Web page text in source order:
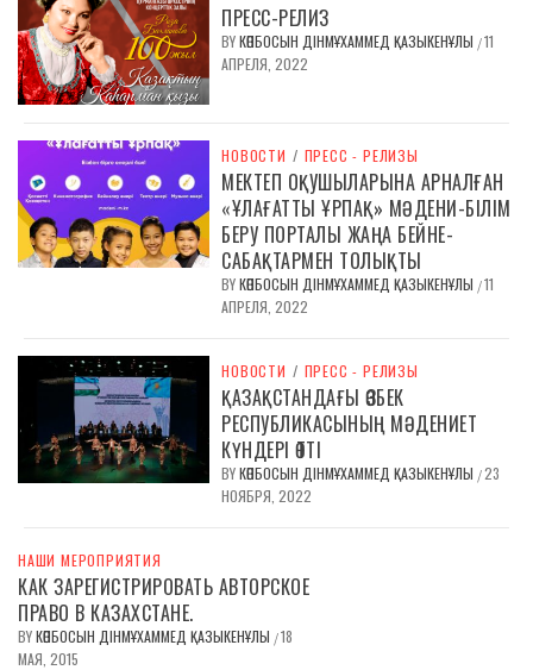
ПРЕСС-РЕЛИЗ
BYКӨПБОСЫН ДІНМҰХАММЕД ҚАЗЫКЕНҰЛЫ /11
АПРЕЛЯ, 2022
НОВОСТИ / ПРЕСС - РЕЛИЗЫ
МЕКТЕП ОҚУШЫЛАРЫНА АРНАЛҒАН
«ҰЛАҒАТТЫ ҰРПАҚ» МӘДЕНИ-БІЛІМ
БЕРУ ПОРТАЛЫ ЖАҢА БЕЙНЕ-
САБАҚТАРМЕН ТОЛЫҚТЫ
BYКӨПБОСЫН ДІНМҰХАММЕД ҚАЗЫКЕНҰЛЫ /11
АПРЕЛЯ, 2022
НОВОСТИ / ПРЕСС - РЕЛИЗЫ
ҚАЗАҚСТАНДАҒЫ ӨЗБЕК
РЕСПУБЛИКАСЫНЫҢ МӘДЕНИЕТ
КҮНДЕРІ ӨТТІ
BYКӨПБОСЫН ДІНМҰХАММЕД ҚАЗЫКЕНҰЛЫ /23
НОЯБРЯ, 2022
НАШИ МЕРОПРИЯТИЯ
КАК ЗАРЕГИСТРИРОВАТЬ АВТОРСКОЕ
ПРАВО В КАЗАХСТАНЕ.
BYКӨПБОСЫН ДІНМҰХАММЕД ҚАЗЫКЕНҰЛЫ /18
МАЯ, 2015